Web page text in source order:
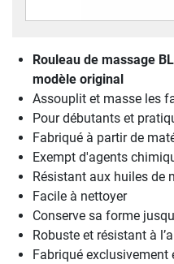
Rouleau de massage
modèle original
Assouplit et masse les
Pour débutants et
Fabriqué à partir de
Exempt d'agents
Résistant aux huiles de
Facile à nettoyer
Conserve sa forme
Robuste et résistant à
Fabriqué exclusivement